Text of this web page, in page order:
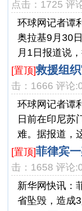
点击：1725 评
环球网记者谭
奥拉基9月30
月1日报道说
[置顶]救援组
击：1666 评论
环球网记者谭
日前在印尼苏
难。据报道，
[置顶]菲律宾
击：1658 评论
新华网快讯：
省坠毁，造成